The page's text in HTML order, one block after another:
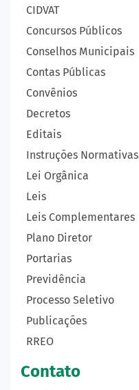
CIDVAT
Concursos Públicos
Conselhos Municipais
Contas Públicas
Convênios
Decretos
Editais
Instruções Normativas
Lei Orgânica
Leis
Leis Complementares
Plano Diretor
Portarias
Previdência
Processo Seletivo
Publicações
RREO
Contato